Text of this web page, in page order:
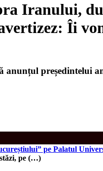
Iranului,
Îi
președintelui
pe Palatul
pe (…)